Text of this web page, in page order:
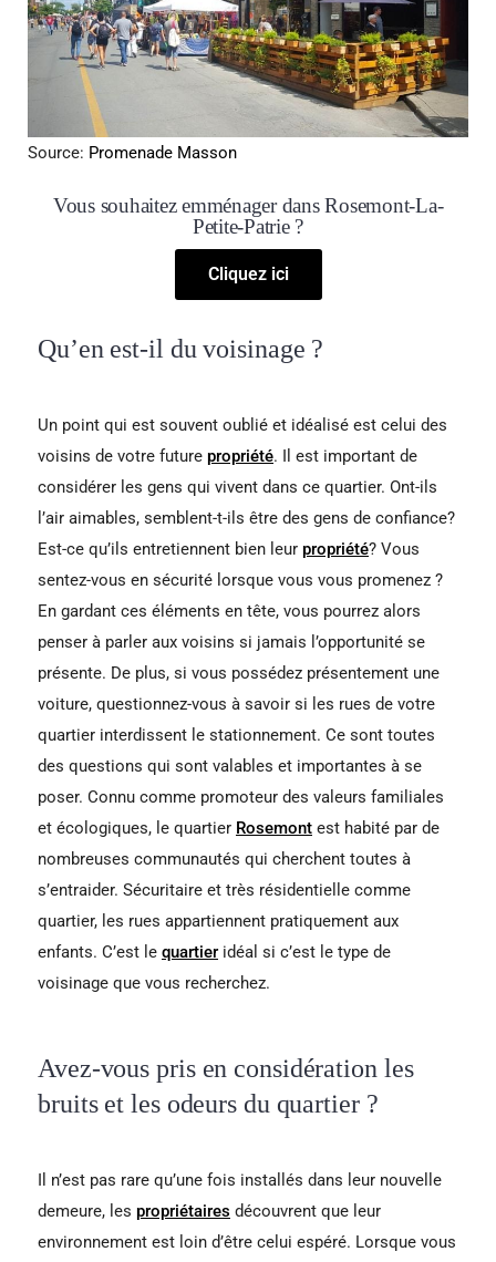
Source: Promenade Masson
Vous souhaitez emménager dans Rosemont-La-
Petite-Patrie ?
Cliquez ici
Qu’en est-il du voisinage ?
Un point qui est souvent oublié et idéalisé est celui des
voisins de votre future propriété. Il est important de
considérer les gens qui vivent dans ce quartier. Ont-ils
l’air aimables, semblent-t-ils être des gens de confiance?
Est-ce qu’ils entretiennent bien leur propriété? Vous
sentez-vous en sécurité lorsque vous vous promenez ?
En gardant ces éléments en tête, vous pourrez alors
penser à parler aux voisins si jamais l’opportunité se
présente. De plus, si vous possédez présentement une
voiture, questionnez-vous à savoir si les rues de votre
quartier interdissent le stationnement. Ce sont toutes
des questions qui sont valables et importantes à se
poser. Connu comme promoteur des valeurs familiales
et écologiques, le quartier Rosemont est habité par de
nombreuses communautés qui cherchent toutes à
s’entraider. Sécuritaire et très résidentielle comme
quartier, les rues appartiennent pratiquement aux
enfants. C’est le quartier idéal si c’est le type de
voisinage que vous recherchez.
Avez-vous pris en considération les
bruits et les odeurs du quartier ?
Il n’est pas rare qu’une fois installés dans leur nouvelle
demeure, les propriétaires découvrent que leur
environnement est loin d’être celui espéré. Lorsque vous